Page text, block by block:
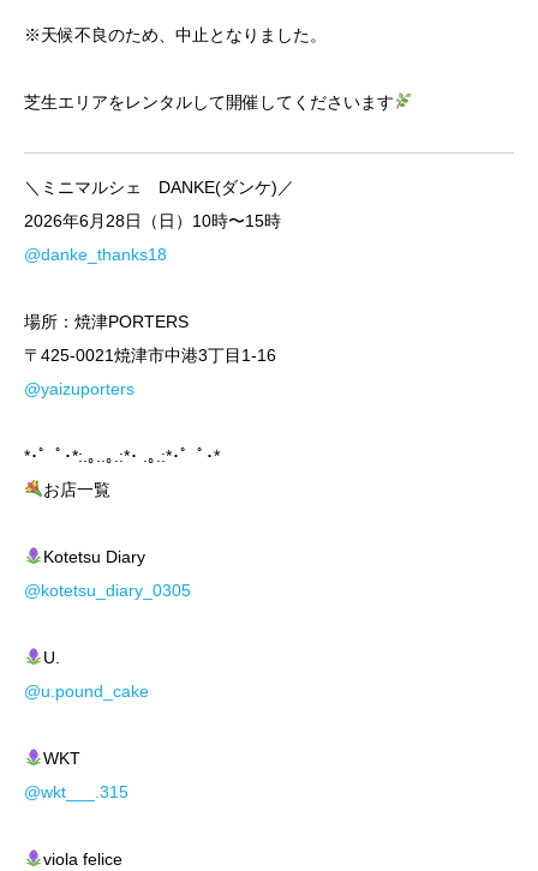
※天候不良のため、中止となりました。
芝生エリアをレンタルして開催してくださいます
＼ミニマルシェ DANKE(ダンケ)／
2026年6月28日（日）10時〜15時
@danke_thanks18
場所：焼津PORTERS
〒425-0021焼津市中港3丁目1-16
@yaizuporters
*･゜ﾟ･*:.｡..｡.:*･ .｡.:*･゜ﾟ･*
お店一覧
Kotetsu Diary
@kotetsu_diary_0305
U.
@u.pound_cake
WKT
@wkt___.315
viola felice